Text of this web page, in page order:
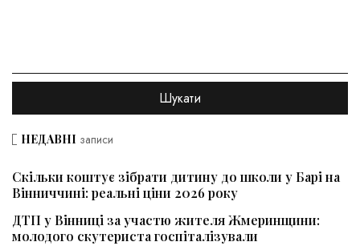
НЕДАВНІ записи
Скільки коштує зібрати дитину до школи у Барі на
Вінниччині: реальні ціни 2026 року
ДТП у Вінниці за участю жителя Жмеринщини:
молодого скутериста госпіталізували